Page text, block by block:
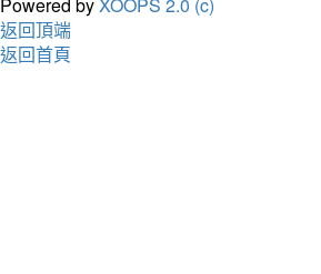
Powered byXOOPS 2.0 (c)
返回頂端
返回首頁